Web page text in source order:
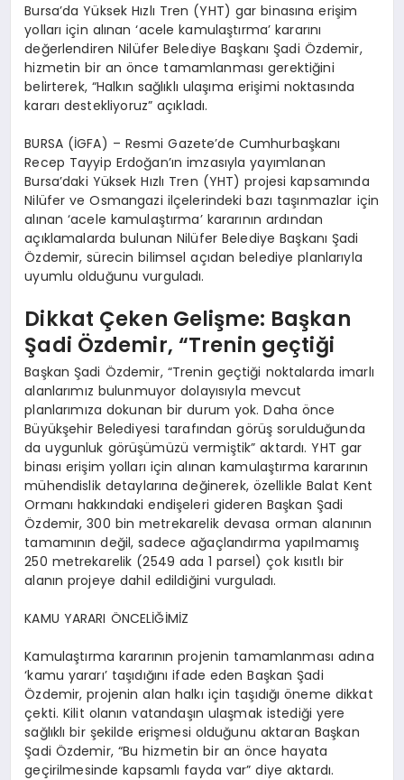
Bursa’da Yüksek Hızlı Tren (YHT) gar binasına erişim
yolları için alınan ‘acele kamulaştırma’ kararını
değerlendiren Nilüfer Belediye Başkanı Şadi Özdemir,
hizmetin bir an önce tamamlanması gerektiğini
belirterek, “Halkın sağlıklı ulaşıma erişimi noktasında
kararı destekliyoruz” açıkladı.
BURSA (İGFA) – Resmi Gazete’de Cumhurbaşkanı
Recep Tayyip Erdoğan’ın imzasıyla yayımlanan
Bursa’daki Yüksek Hızlı Tren (YHT) projesi kapsamında
Nilüfer ve Osmangazi ilçelerindeki bazı taşınmazlar için
alınan ‘acele kamulaştırma’ kararının ardından
açıklamalarda bulunan Nilüfer Belediye Başkanı Şadi
Özdemir, sürecin bilimsel açıdan belediye planlarıyla
uyumlu olduğunu vurguladı.
Dikkat Çeken Gelişme: Başkan
Şadi Özdemir, “Trenin geçtiği
Başkan Şadi Özdemir, “Trenin geçtiği noktalarda imarlı
alanlarımız bulunmuyor dolayısıyla mevcut
planlarımıza dokunan bir durum yok. Daha önce
Büyükşehir Belediyesi tarafından görüş sorulduğunda
da uygunluk görüşümüzü vermiştik” aktardı. YHT gar
binası erişim yolları için alınan kamulaştırma kararının
mühendislik detaylarına değinerek, özellikle Balat Kent
Ormanı hakkındaki endişeleri gideren Başkan Şadi
Özdemir, 300 bin metrekarelik devasa orman alanının
tamamının değil, sadece ağaçlandırma yapılmamış
250 metrekarelik (2549 ada 1 parsel) çok kısıtlı bir
alanın projeye dahil edildiğini vurguladı.
KAMU YARARI ÖNCELİĞİMİZ
Kamulaştırma kararının projenin tamamlanması adına
‘kamu yararı’ taşıdığını ifade eden Başkan Şadi
Özdemir, projenin alan halkı için taşıdığı öneme dikkat
çekti. Kilit olanın vatandaşın ulaşmak istediği yere
sağlıklı bir şekilde erişmesi olduğunu aktaran Başkan
Şadi Özdemir, “Bu hizmetin bir an önce hayata
geçirilmesinde kapsamlı fayda var” diye aktardı.